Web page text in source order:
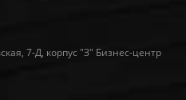
7-Д, корпус "З" Бизнес-центр